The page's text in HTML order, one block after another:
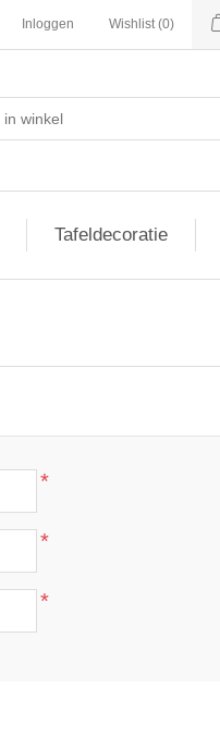
Inloggen Wishlist (0)
Tafeldecoratie
*
*
*